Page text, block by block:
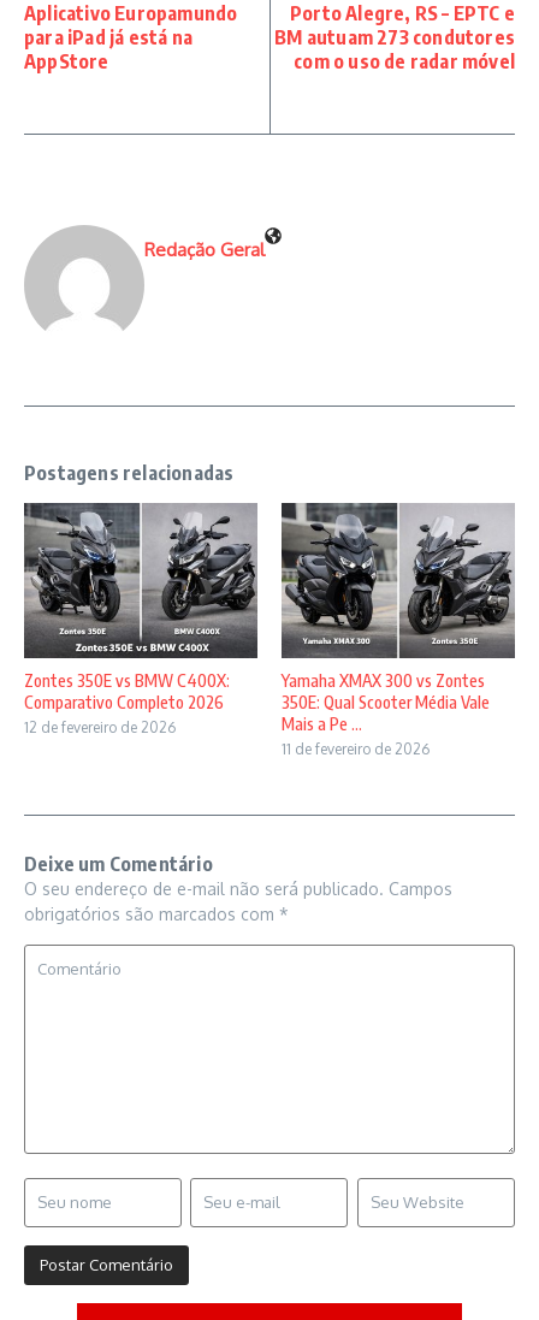
Aplicativo Europamundo
para iPad já está na
AppStore
Porto Alegre, RS – EPTC e
BM autuam 273 condutores
com o uso de radar móvel
Redação Geral
Postagens relacionadas
Zontes 350E vs BMW C400X:
Comparativo Completo 2026
12 de fevereiro de 2026
Yamaha XMAX 300 vs Zontes
350E: Qual Scooter Média Vale
Mais a Pe ...
11 de fevereiro de 2026
Deixe um Comentário
O seu endereço de e-mail não será publicado. Campos
obrigatórios são marcados com *